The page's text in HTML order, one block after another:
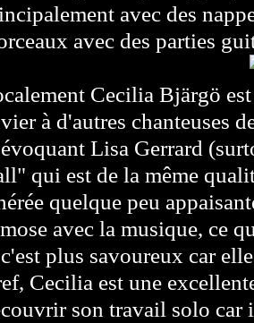
avec des
avec des parties
Cecilia Bjärgö
à d'autres chanteuses
Lisa Gerrard
qui est de la même
quelque peu
avec la musique, ce
plus savoureux car
Cecilia est une
son travail solo car